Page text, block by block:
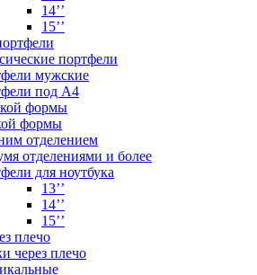
14’’
15’’
портфели
мужские
под А4
формы
формы
отделением
отделениями и более
для ноутбука
13’’
14’’
15’’
плечо
через плечо